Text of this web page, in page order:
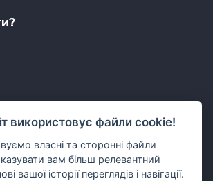
асистент
використовує файли cookie!
власні та сторонні файли
вам більш релевантний
вашої історії переглядів і навігації.